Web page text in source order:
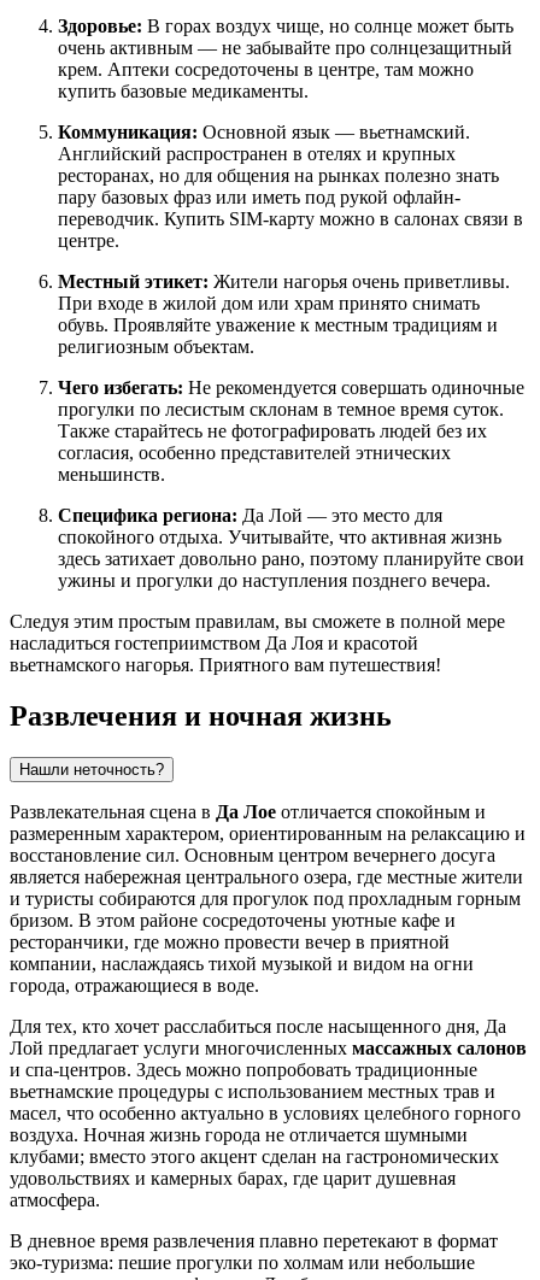
Здоровье: В горах воздух чище, но солнце может быть
очень активным — не забывайте про солнцезащитный
крем. Аптеки сосредоточены в центре, там можно
купить базовые медикаменты.
Коммуникация: Основной язык — вьетнамский.
Английский распространен в отелях и крупных
ресторанах, но для общения на рынках полезно знать
пару базовых фраз или иметь под рукой офлайн-
переводчик. Купить SIM-карту можно в салонах связи в
центре.
Местный этикет: Жители нагорья очень приветливы.
При входе в жилой дом или храм принято снимать
обувь. Проявляйте уважение к местным традициям и
религиозным объектам.
Чего избегать: Не рекомендуется совершать одиночные
прогулки по лесистым склонам в темное время суток.
Также старайтесь не фотографировать людей без их
согласия, особенно представителей этнических
меньшинств.
Специфика региона: Да Лой — это место для
спокойного отдыха. Учитывайте, что активная жизнь
здесь затихает довольно рано, поэтому планируйте свои
ужины и прогулки до наступления позднего вечера.
Следуя этим простым правилам, вы сможете в полной мере
насладиться гостеприимством Да Лоя и красотой
вьетнамского нагорья. Приятного вам путешествия!
Развлечения и ночная жизнь
Нашли неточность?
Развлекательная сцена в Да Лое отличается спокойным и
размеренным характером, ориентированным на релаксацию и
восстановление сил. Основным центром вечернего досуга
является набережная центрального озера, где местные жители
и туристы собираются для прогулок под прохладным горным
бризом. В этом районе сосредоточены уютные кафе и
ресторанчики, где можно провести вечер в приятной
компании, наслаждаясь тихой музыкой и видом на огни
города, отражающиеся в воде.
Для тех, кто хочет расслабиться после насыщенного дня, Да
Лой предлагает услуги многочисленных массажных салонов
и спа-центров. Здесь можно попробовать традиционные
вьетнамские процедуры с использованием местных трав и
масел, что особенно актуально в условиях целебного горного
воздуха. Ночная жизнь города не отличается шумными
клубами; вместо этого акцент сделан на гастрономических
удовольствиях и камерных барах, где царит душевная
атмосфера.
В дневное время развлечения плавно перетекают в формат
эко-туризма: пешие прогулки по холмам или небольшие